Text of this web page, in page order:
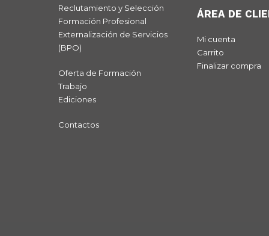
Reclutamiento y Selección
Formación Profesional
Externalización de Servicios
(BPO)
Oferta de Formación
Trabajo
Ediciones
Contactos
ÁREA DE
Mi cuenta
Carrito
Finalizar compra